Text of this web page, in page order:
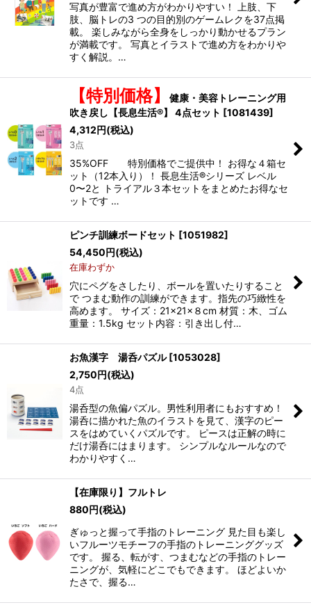
写真が豊富で進め方がわかりやすい！ 上肢、下
肢、脳トレの3 つの目的別のゲームレクを37点掲
載。 楽しみながら全身をしっかり動かせるプラン
が満載です。 写真とイラストで進め方をわかりや
すく解説。…
【特別価格】
健康・美容トレーニング用
吹き戻し【長息生活®】 4点セット [1081439]
4,312円(税込)
3点
35%OFF 特別価格でご提供中！ お得な４箱セ
ット（12本入り）！ 長息生活®シリーズ レベル
0〜2と トライアル３本セットをまとめたお得なセ
ットです …
ピンチ訓練ボードセット [1051982]
54,450円(税込)
在庫わずか
穴にペグをさしたり、ボールを置いたりすること
で つまむ動作の訓練ができます。指先の巧緻性を
高めます。 サイズ：21×21×８cm 材質：木、ゴム
重量：1.5kg セット内容：引き出し付…
お魚漢字 湯呑パズル [1053028]
2,750円(税込)
4点
湯呑型の魚偏パズル。男性利用者にもおすすめ！
湯呑に描かれた魚のイラストを見て、漢字のピー
スをはめていくパズルです。 ピースは正解の時に
だけ湯呑にはまります。 シンプルなルールなので
わかりやすく…
【在庫限り】フルトレ
880円(税込)
ぎゅっと握って手指のトレーニング 見た目も楽し
いフルーツモチーフの手指のトレーニンググッズ
です。 握る、転がす、つまむなどの手指のトレー
ニングが、気軽にどこでもできます。 ほどよいか
たさで、握る…